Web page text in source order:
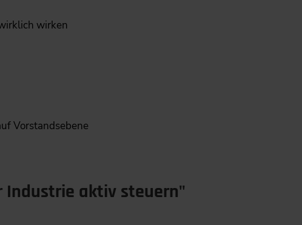
wirken
Vorstandsebene
Industrie aktiv steuern"